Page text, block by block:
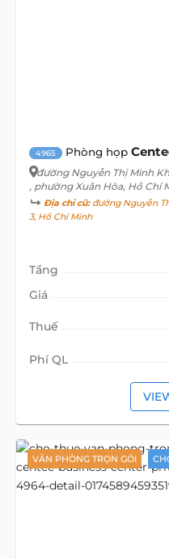
4965 Phòng họp
đường Nguyễn Thị Minh
, phường Xuân Hòa, Hồ Chí
Địa chỉ cũ:đường Nguyễn
3, Hồ Chí Minh
Tầng
Giá
Thuế
Phí QL
VĂN PHÒNG TRỌN GÓI